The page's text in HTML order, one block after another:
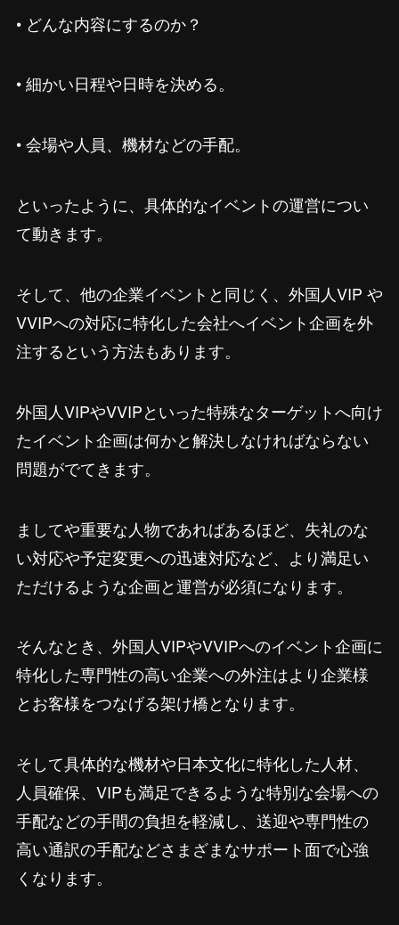
• どんな内容にするのか？
• 細かい日程や日時を決める。
• 会場や人員、機材などの手配。
といったように、具体的なイベントの運営につい
て動きます。
そして、他の企業イベントと同じく、外国人VIP や
VVIPへの対応に特化した会社へイベント企画を外
注するという方法もあります。
外国人VIPやVVIPといった特殊なターゲットへ向け
たイベント企画は何かと解決しなければならない
問題がでてきます。
ましてや重要な人物であればあるほど、失礼のな
い対応や予定変更への迅速対応など、より満足い
ただけるような企画と運営が必須になります。
そんなとき、外国人VIPやVVIPへのイベント企画に
特化した専門性の高い企業への外注はより企業様
とお客様をつなげる架け橋となります。
そして具体的な機材や日本文化に特化した人材、
人員確保、VIPも満足できるような特別な会場への
手配などの手間の負担を軽減し、送迎や専門性の
高い通訳の手配などさまざまなサポート面で心強
くなります。